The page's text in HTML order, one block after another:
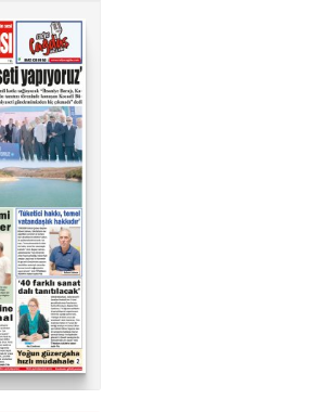
02624132333
haber@golcukpostasi.com